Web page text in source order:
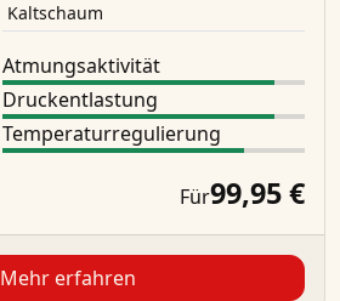
Kaltschaum
Atmungsaktivität
Druckentlastung
Temperaturregulierung
Für99,95 €
Mehr erfahren